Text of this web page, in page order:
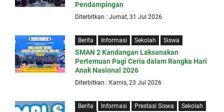
Pendampingan
Diterbitkan : Jumat, 31 Jul 2026
Berita Informasi Sekolah Siswa
SMAN 2 Kandangan Laksanakan
Pertemuan Pagi Ceria dalam Rangka Hari
Anak Nasional 2026
Diterbitkan : Kamis, 23 Jul 2026
Berita Informasi Prestasi Siswa
Sekolah